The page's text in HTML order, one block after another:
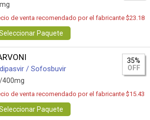
de venta recomendado por el fabricante $23.18
Paquete
/ Sofosbuvir
400mg
35%
OFF
de venta recomendado por el fabricante $15.43
Paquete